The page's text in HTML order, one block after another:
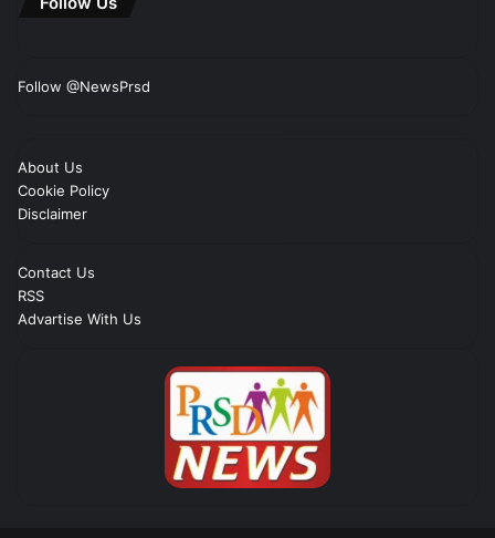
Follow @NewsPrsd
About Us
Cookie Policy
Disclaimer
Contact Us
RSS
Advartise With Us